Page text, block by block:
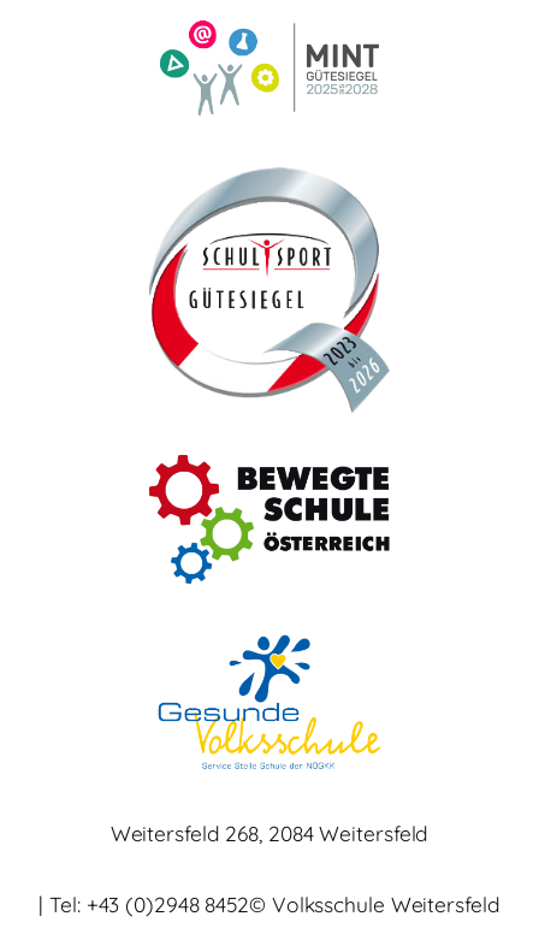
Weitersfeld 268, 2084 Weitersfeld
| Tel: +43 (0)2948 8452© Volksschule Weitersfeld